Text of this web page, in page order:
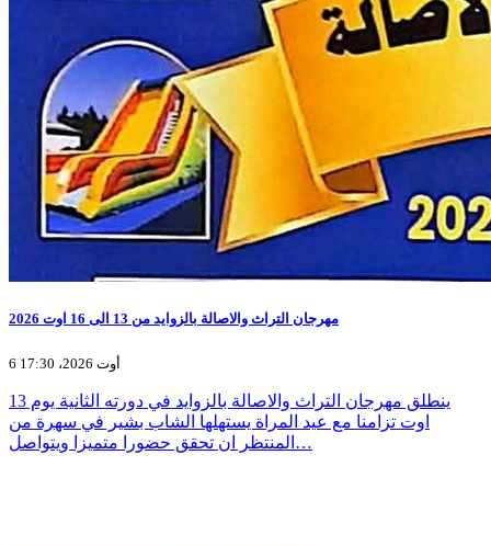
مهرجان التراث والاصالة بالزوايد من 13 الى 16 اوت 2026
6 أوت 2026، 17:30
ينطلق مهرجان التراث والاصالة بالزوايد في دورته الثانية يوم 13
اوت تزامنا مع عيد المراة يستهلها الشاب بشير في سهرة من
المنتظر ان تحقق حضورا متميزا ويتواصل…